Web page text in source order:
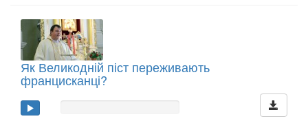
Як Великодній піст переживають
францисканці?